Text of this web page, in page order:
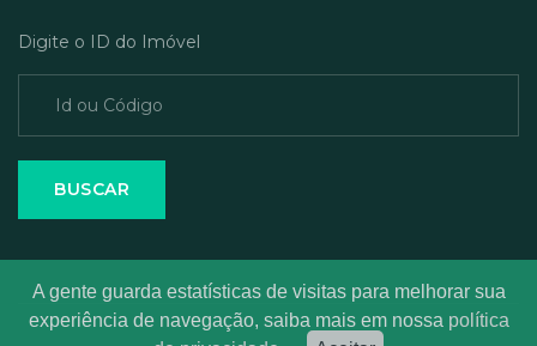
A gente guarda estatísticas de visitas para melhorar sua
experiência de navegação, saiba mais em nossa política
Digite o ID do Imóvel
BUSCAR